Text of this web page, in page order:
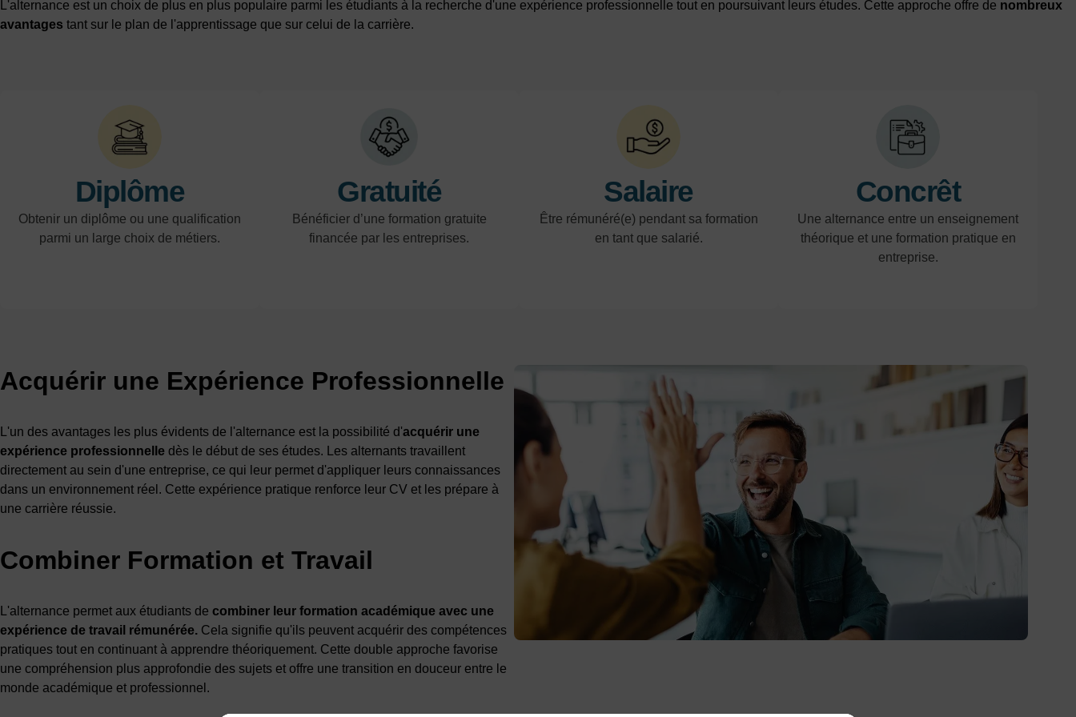
L'alternance est un choix de plus en plus populaire parmi les étudiants à la recherche d'une expérience professionnelle tout en poursuivant leurs études. Cette approche offre de nombreux
avantages tant sur le plan de l'apprentissage que sur celui de la carrière.
Diplôme
Obtenir un diplôme ou une qualification
parmi un large choix de métiers.
Gratuité
Bénéficier d’une formation gratuite
financée par les entreprises.
Salaire
Être rémunéré(e) pendant sa formation
en tant que salarié.
Concrêt
Une alternance entre un enseignement
théorique et une formation pratique en
entreprise.
Acquérir une Expérience Professionnelle
L'un des avantages les plus évidents de l'alternance est la possibilité d'acquérir une
expérience professionnelle dès le début de ses études. Les alternants travaillent
directement au sein d'une entreprise, ce qui leur permet d'appliquer leurs connaissances
dans un environnement réel. Cette expérience pratique renforce leur CV et les prépare à
une carrière réussie.
Combiner Formation et Travail
L'alternance permet aux étudiants de combiner leur formation académique avec une
expérience de travail rémunérée. Cela signifie qu'ils peuvent acquérir des compétences
pratiques tout en continuant à apprendre théoriquement. Cette double approche favorise
une compréhension plus approfondie des sujets et offre une transition en douceur entre le
monde académique et professionnel.